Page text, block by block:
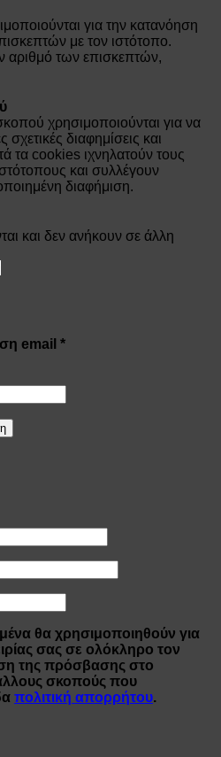
για την κατανόηση
με τον ιστότοπο.
αριθμό των επισκεπτών,
χρησιμοποιούνται για να
διαφημίσεις και
τα cookies ιχνηλατούν τους
και συλλέγουν
διαφήμιση.
και δεν ανήκουν σε άλλη
email *Απαιτείται
θα χρησιμοποιηθούν για
σας σε ολόκληρο τον
της πρόσβασης στο
σκοπούς που
πολιτική απορρήτου.